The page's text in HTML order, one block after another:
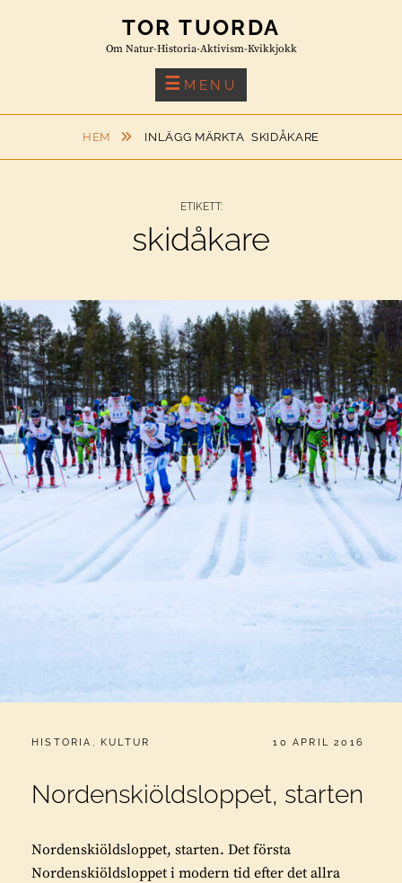
TOR TUORDA
Om Natur-Historia-Aktivism-Kvikkjokk
MENU
HEM INLÄGG MÄRKTASKIDÅKARE
ETIKETT:
skidåkare
CATEGORIES:
HISTORIA , KULTUR PUBLICERAT
10 APRIL 2016
Nordenskiöldsloppet, starten
Nordenskiöldsloppet, starten. Det första
Nordenskiöldsloppet i modern tid efter det allra